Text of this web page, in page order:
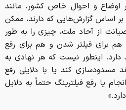
اوضاع و احوال خاص کشور، مانند
بر اساس گزارش‌هایی که دارند، ممکن
از آحاد ملت، چیزی را به طور
هم برای فیلتر شدن و هم برای رفع
دارد. اینطور نیست که هر نهادی به
مسدودسازی کند یا با دلایلی رفع
یا رفع فیلترینگ حتماً به دلایل